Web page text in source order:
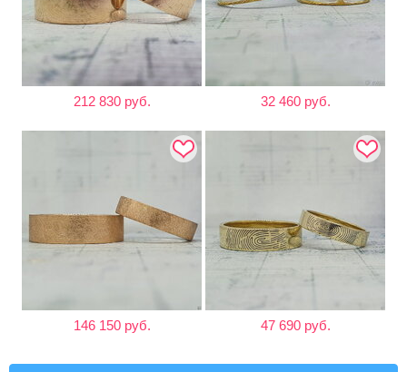
212 830 руб. 32 460 руб.
146 150 руб. 47 690 руб.